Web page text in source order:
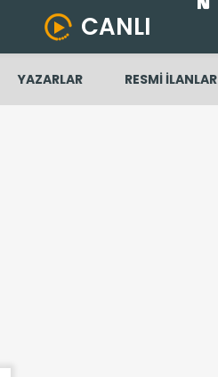
CANLI
YAZARLAR RESMİ İLANLAR